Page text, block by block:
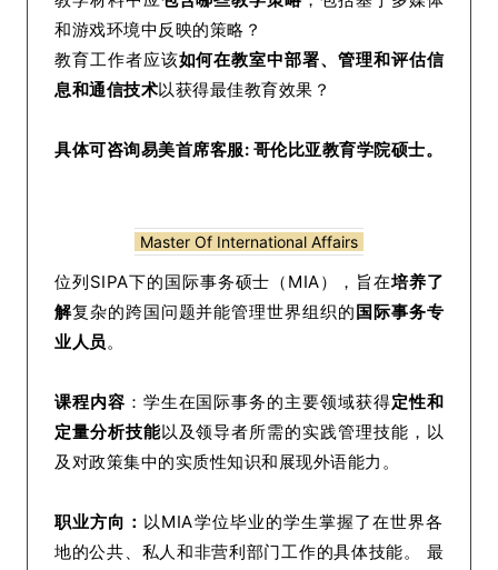
和游戏环境中反映的策略？
教育工作者应该如何在教室中部署、管理和评估信
息和通信技术以获得最佳教育效果？
具体可咨询易美首席客服: 哥伦比亚教育学院硕士。
Master Of International Affairs
位列SIPA下的国际事务硕士（MIA），旨在培养了
解复杂的跨国问题并能管理世界组织的国际事务专
业人员。
课程内容 ：学生在国际事务的主要领域获得定性和
定量分析技能以及领导者所需的实践管理技能，以
及对政策集中的实质性知识和展现外语能力。
职业方向： 以MIA学位毕业的学生掌握了在世界各
地的公共、私人和非营利部门工作的具体技能。 最